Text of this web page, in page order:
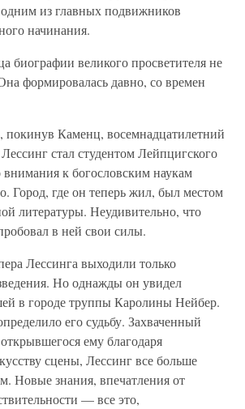
из главных подвижников
начинания.
биографии великого просветителя не
формировалась давно, со времен
покинув Каменц, восемнадцатилетний
стал студентом Лейпцигского
внимания к богословским наукам
Город, где он теперь жил, был местом
литературы. Неудивительно, что
в ней свои силы.
Лессинга выходили только
Но однажды он увидел
в городе труппы Каролины Нейбер.
его судьбу. Захваченный
ему благодаря
сцены, Лессинг все больше
Новые знания, впечатления от
— все это,